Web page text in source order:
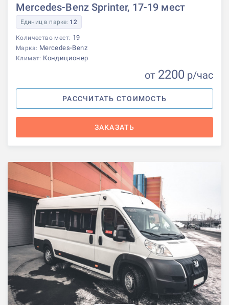
Mercedes-Benz Sprinter, 17-19 мест
Единиц в парке: 12
Количество мест: 19
Марка: Mercedes-Benz
Климат: Кондиционер
от 2200 р/час
РАССЧИТАТЬ СТОИМОСТЬ
ЗАКАЗАТЬ